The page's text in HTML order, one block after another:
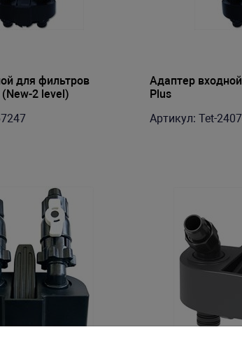
для фильтров
2 level)
Адаптер
Plus
Артикул: Tet-